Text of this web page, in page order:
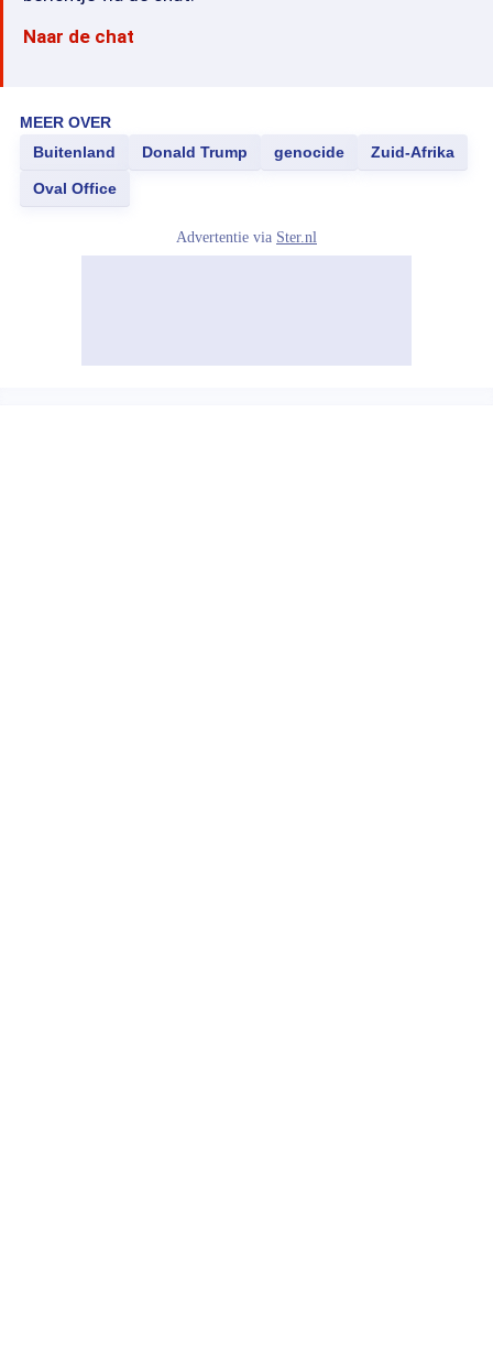
Naar de chat
MEER OVER
Buitenland
Donald Trump genocide Zuid-Afrika
Oval Office
Advertentie via Ster.nl